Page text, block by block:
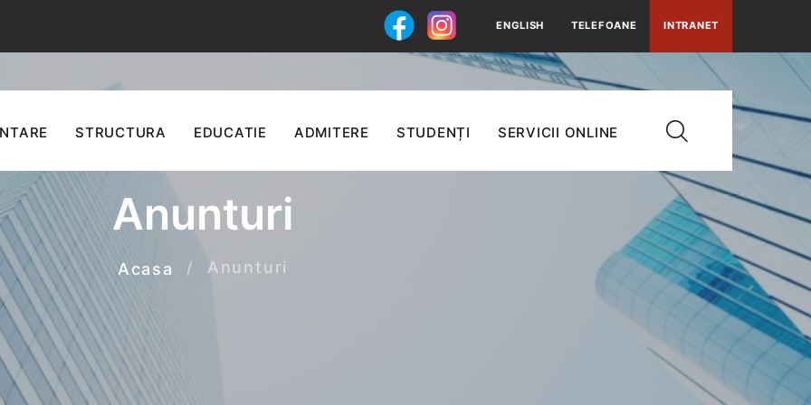
ENGLISH TELEFOANE INTRANET
STRUCTURA EDUCATIE ADMITERE STUDENȚI SERVICII ONLINE
Anunturi
Acasa Anunturi